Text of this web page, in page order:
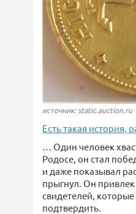
источник: static.auction.ru
Есть такая история,
… Один человек
Родосе, он стал
и даже показывал
прыгнул. Он
свидетелей,
подтвердить.